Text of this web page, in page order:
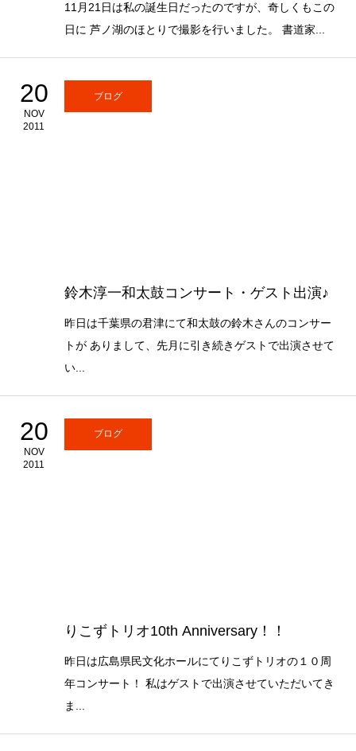
11月21日は私の誕生日だったのですが、奇しくもこの
日に 芦ノ湖のほとりで撮影を行いました。 書道家...
20
NOV
2011
ブログ
鈴木淳一和太鼓コンサート・ゲスト出演♪
昨日は千葉県の君津にて和太鼓の鈴木さんのコンサー
トが ありまして、先月に引き続きゲストで出演させて
い...
20
NOV
2011
ブログ
りこずトリオ10th Anniversary！！
昨日は広島県民文化ホールにてりこずトリオの１０周
年コンサート！ 私はゲストで出演させていただいてき
ま...